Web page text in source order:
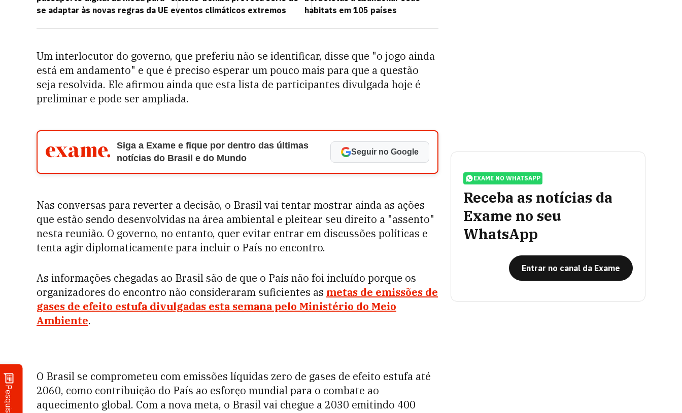
Pesquisa
se adaptar às novas regras da UE eventos climáticos extremos
habitats em 105 países
Um interlocutor do governo, que preferiu não se identificar, disse que "o jogo ainda
está em andamento" e que é preciso esperar um pouco mais para que a questão
seja resolvida. Ele afirmou ainda que esta lista de participantes divulgada hoje é
preliminar e pode ser ampliada.
Siga a Exame e fique por dentro das últimas
notícias do Brasil e do Mundo
Seguir no Google
Nas conversas para reverter a decisão, o Brasil vai tentar mostrar ainda as ações
que estão sendo desenvolvidas na área ambiental e pleitear seu direito a "assento"
nesta reunião. O governo, no entanto, quer evitar entrar em discussões políticas e
tenta agir diplomaticamente para incluir o País no encontro.
As informações chegadas ao Brasil são de que o País não foi incluído porque os
organizadores do encontro não consideraram suficientes as metas de emissões de
gases de efeito estufa divulgadas esta semana pelo Ministério do Meio
Ambiente.
O Brasil se comprometeu com emissões líquidas zero de gases de efeito estufa até
2060, como contribuição do País ao esforço mundial para o combate ao
aquecimento global. Com a nova meta, o Brasil vai chegue a 2030 emitindo 400
EXAME NO WHATSAPP
Receba as notícias da
Exame no seu
WhatsApp
Entrar no canal da Exame